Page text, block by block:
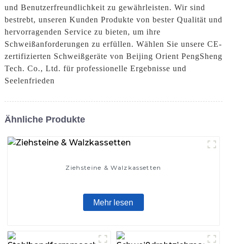
und Benutzerfreundlichkeit zu gewährleisten. Wir sind
bestrebt, unseren Kunden Produkte von bester Qualität und
hervorragenden Service zu bieten, um ihre
Schweißanforderungen zu erfüllen. Wählen Sie unsere CE-
zertifizierten Schweißgeräte von Beijing Orient PengSheng
Tech. Co., Ltd. für professionelle Ergebnisse und
Seelenfrieden
Ähnliche Produkte
Ziehsteine ​​& Walzkassetten
Mehr lesen